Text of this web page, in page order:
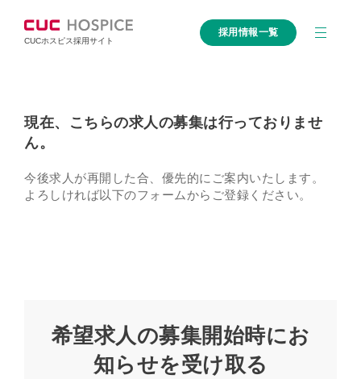
CUCホスピス採用サイト
採用情報一覧
現在、こちらの求人の募集は行っておりませ
ん。
今後求人が再開した合、優先的にご案内いたします。
よろしければ以下のフォームからご登録ください。
希望求人の募集開始時にお
知らせを受け取る